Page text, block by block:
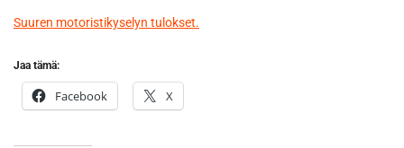
Suuren motoristikyselyn tulokset.
Jaa tämä:
Facebook X